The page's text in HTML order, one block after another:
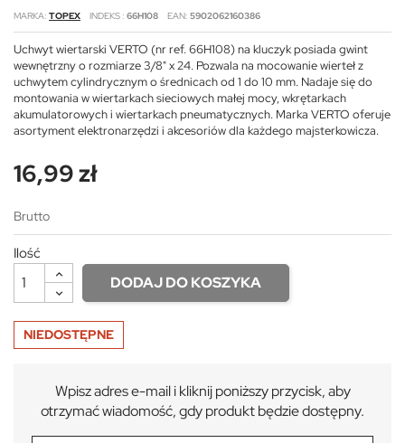
MARKA TOPEX INDEKS 66H108 EAN 5902062160386
Uchwyt wiertarski VERTO (nr ref. 66H108) na kluczyk posiada gwint
wewnętrzny o rozmiarze 3/8" x 24. Pozwala na mocowanie wierteł z
uchwytem cylindrycznym o średnicach od 1 do 10 mm. Nadaje się do
montowania w wiertarkach sieciowych małej mocy, wkrętarkach
akumulatorowych i wiertarkach pneumatycznych. Marka VERTO oferuje
asortyment elektronarzędzi i akcesoriów dla każdego majsterkowicza.
16,99 zł
Brutto
Ilość
DODAJ DO KOSZYKA
NIEDOSTĘPNE
Wpisz adres e-mail i kliknij poniższy przycisk, aby
otrzymać wiadomość, gdy produkt będzie dostępny.